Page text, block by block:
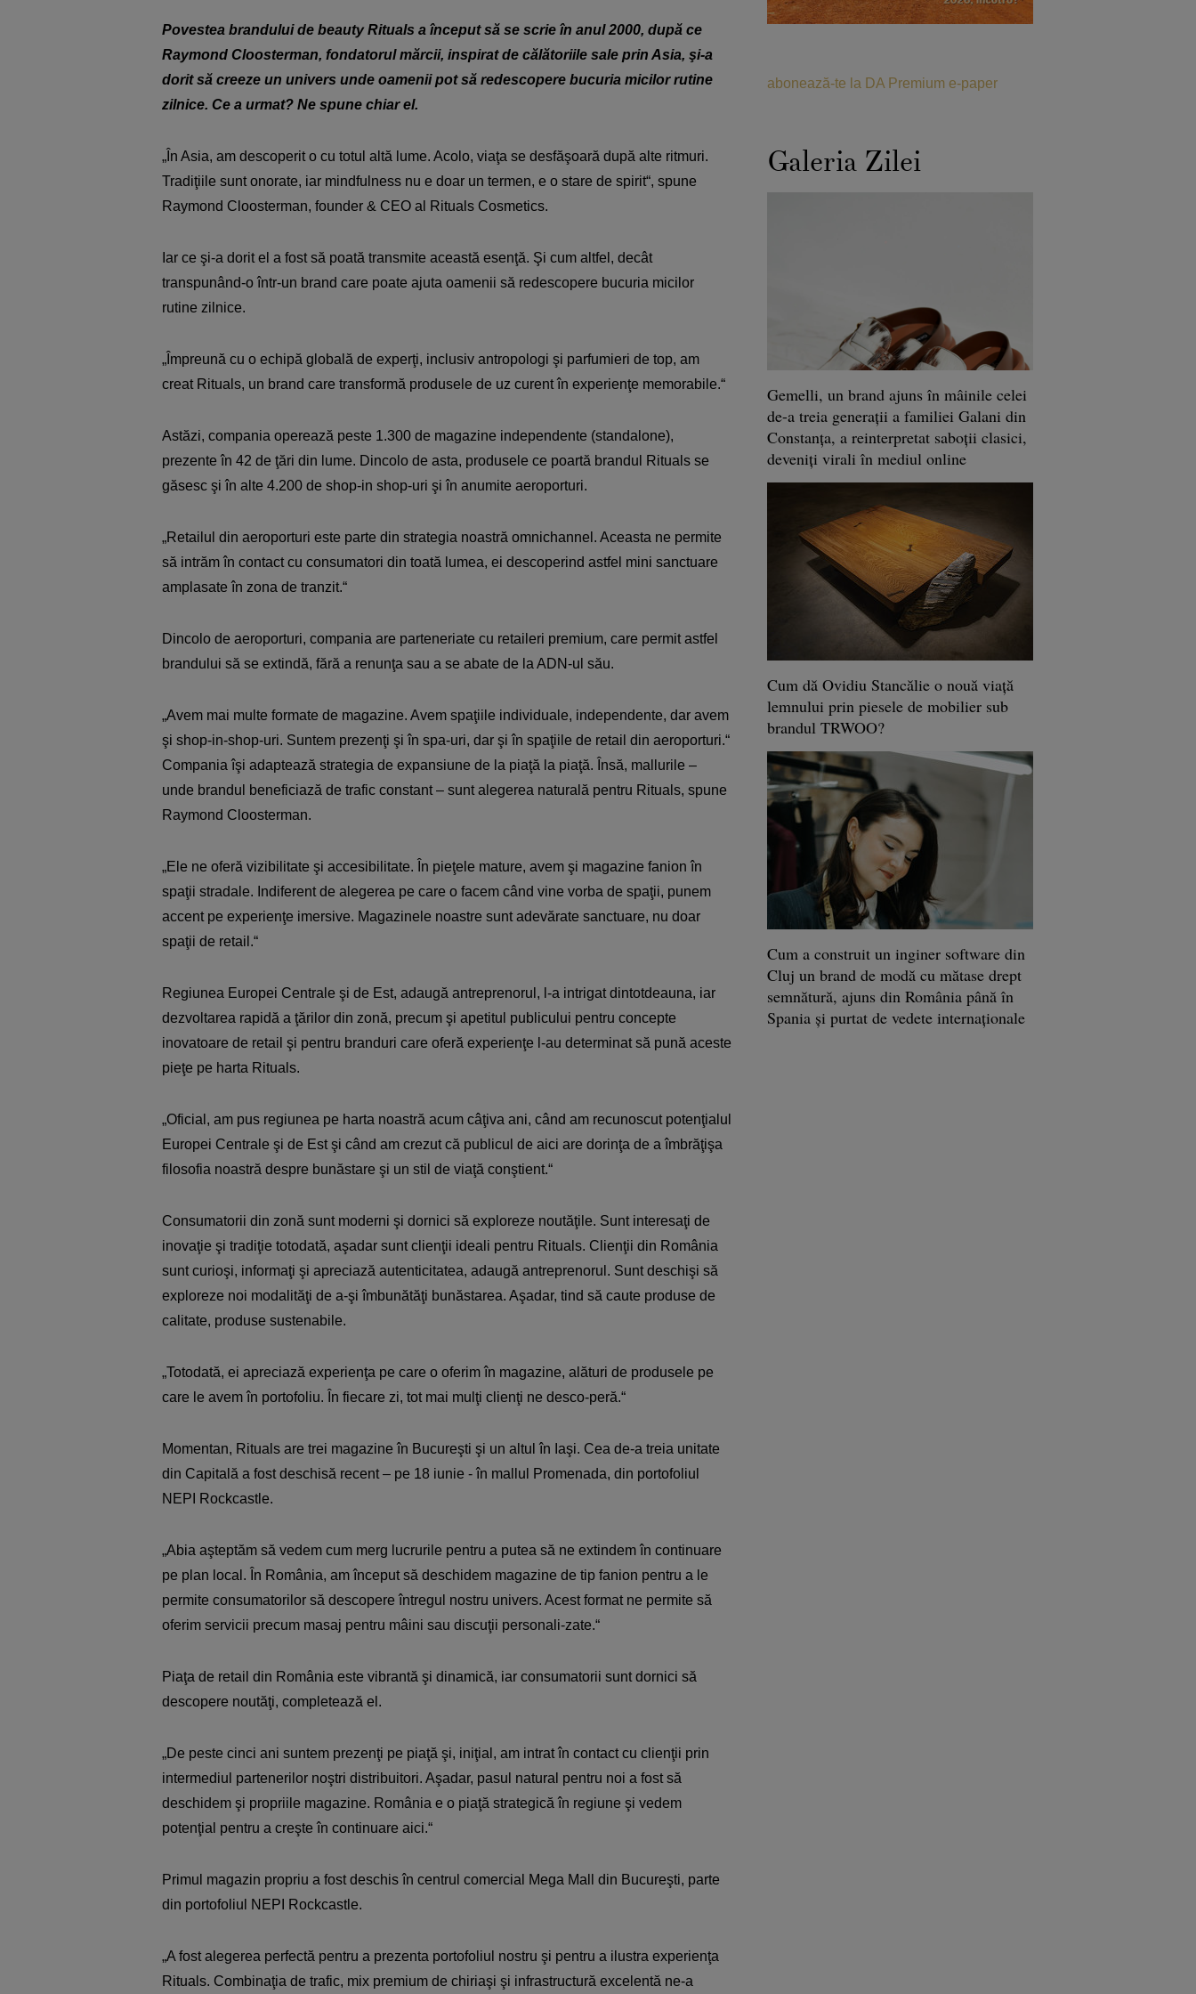
Povestea brandului de beauty Rituals a început să se scrie în anul 2000, după ce
Raymond Cloosterman, fondatorul mărcii, inspirat de călătoriile sale prin Asia, şi-a
dorit să creeze un univers unde oamenii pot să redescopere bucuria micilor rutine
zilnice. Ce a urmat? Ne spune chiar el.
„În Asia, am descoperit o cu totul altă lume. Acolo, viaţa se desfăşoară după alte ritmuri.
Tradiţiile sunt onorate, iar mindfulness nu e doar un termen, e o stare de spirit“, spune
Raymond Cloosterman, founder & CEO al Rituals Cosmetics.
Iar ce şi-a dorit el a fost să poată transmite această esenţă. Şi cum altfel, decât
transpunând-o într-un brand care poate ajuta oamenii să redescopere bucuria micilor
rutine zilnice.
„Împreună cu o echipă globală de experţi, inclusiv antropologi şi parfumieri de top, am
creat Rituals, un brand care transformă produsele de uz curent în experienţe memorabile.“
Astăzi, compania operează peste 1.300 de magazine independente (standalone),
prezente în 42 de ţări din lume. Dincolo de asta, produsele ce poartă brandul Rituals se
găsesc şi în alte 4.200 de shop-in shop-uri şi în anumite aeroporturi.
„Retailul din aeroporturi este parte din strategia noastră omnichannel. Aceasta ne permite
să intrăm în contact cu consumatori din toată lumea, ei descoperind astfel mini sanctuare
amplasate în zona de tranzit.“
Dincolo de aeroporturi, compania are parteneriate cu retaileri premium, care permit astfel
brandului să se extindă, fără a renunţa sau a se abate de la ADN-ul său.
„Avem mai multe formate de magazine. Avem spaţiile individuale, independente, dar avem
şi shop-in-shop-uri. Suntem prezenţi şi în spa-uri, dar şi în spaţiile de retail din aeroporturi.“
Compania îşi adaptează strategia de expansiune de la piaţă la piaţă. Însă, mallurile –
unde brandul beneficiază de trafic constant – sunt alegerea naturală pentru Rituals, spune
Raymond Cloosterman.
„Ele ne oferă vizibilitate şi accesibilitate. În pieţele mature, avem şi magazine fanion în
spaţii stradale. Indiferent de alegerea pe care o facem când vine vorba de spaţii, punem
accent pe experienţe imersive. Magazinele noastre sunt adevărate sanctuare, nu doar
spaţii de retail.“
Regiunea Europei Centrale şi de Est, adaugă antreprenorul, l-a intrigat dintotdeauna, iar
dezvoltarea rapidă a ţărilor din zonă, precum şi apetitul publicului pentru concepte
inovatoare de retail şi pentru branduri care oferă experienţe l-au determinat să pună aceste
pieţe pe harta Rituals.
„Oficial, am pus regiunea pe harta noastră acum câţiva ani, când am recunoscut potenţialul
Europei Centrale şi de Est şi când am crezut că publicul de aici are dorinţa de a îmbrăţişa
filosofia noastră despre bunăstare şi un stil de viaţă conştient.“
Consumatorii din zonă sunt moderni şi dornici să exploreze noutăţile. Sunt interesaţi de
inovaţie şi tradiţie totodată, aşadar sunt clienţii ideali pentru Rituals. Clienţii din România
sunt curioşi, informaţi şi apreciază autenticitatea, adaugă antreprenorul. Sunt deschişi să
exploreze noi modalităţi de a-şi îmbunătăţi bunăstarea. Aşadar, tind să caute produse de
calitate, produse sustenabile.
„Totodată, ei apreciază experienţa pe care o oferim în magazine, alături de produsele pe
care le avem în portofoliu. În fiecare zi, tot mai mulţi clienţi ne desco-peră.“
Momentan, Rituals are trei magazine în Bucureşti şi un altul în Iaşi. Cea de-a treia unitate
din Capitală a fost deschisă recent – pe 18 iunie - în mallul Promenada, din portofoliul
NEPI Rockcastle.
„Abia aşteptăm să vedem cum merg lucrurile pentru a putea să ne extindem în continuare
pe plan local. În România, am început să deschidem magazine de tip fanion pentru a le
permite consumatorilor să descopere întregul nostru univers. Acest format ne permite să
oferim servicii precum masaj pentru mâini sau discuţii personali-zate.“
Piaţa de retail din România este vibrantă şi dinamică, iar consumatorii sunt dornici să
descopere noutăţi, completează el.
„De peste cinci ani suntem prezenţi pe piaţă şi, iniţial, am intrat în contact cu clienţii prin
intermediul partenerilor noştri distribuitori. Aşadar, pasul natural pentru noi a fost să
deschidem şi propriile magazine. România e o piaţă strategică în regiune şi vedem
potenţial pentru a creşte în continuare aici.“
Primul magazin propriu a fost deschis în centrul comercial Mega Mall din Bucureşti, parte
din portofoliul NEPI Rockcastle.
„A fost alegerea perfectă pentru a prezenta portofoliul nostru şi pentru a ilustra experienţa
Rituals. Combinaţia de trafic, mix premium de chiriaşi şi infrastructură excelentă ne-a
abonează-te la DA Premium e-paper
Galeria Zilei
Gemelli, un brand ajuns în mâinile celei
de-a treia generaţii a familiei Galani din
Constanţa, a reinterpretat saboţii clasici,
deveniţi virali în mediul online
Cum dă Ovidiu Stancălie o nouă viaţă
lemnului prin piesele de mobilier sub
brandul TRWOO?
Cum a construit un inginer software din
Cluj un brand de modă cu mătase drept
semnătură, ajuns din România până în
Spania şi purtat de vedete internaţionale